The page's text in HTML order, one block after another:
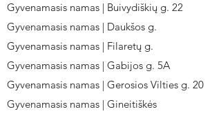
Gyvenamasis namas | Buivydiškių g. 22
Gyvenamasis namas | Daukšos g.
Gyvenamasis namas | Filaretų g.
Gyvenamasis namas | Gabijos g. 5A
Gyvenamasis namas | Gerosios Vilties g. 20
Gyvenamasis namas | Gineitiškės